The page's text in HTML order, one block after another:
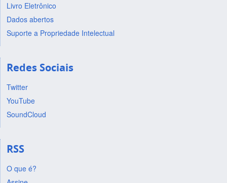
Livro Eletrônico
Dados abertos
Suporte a Propriedade Intelectual
Redes Sociais
Twitter
YouTube
SoundCloud
RSS
O que é?